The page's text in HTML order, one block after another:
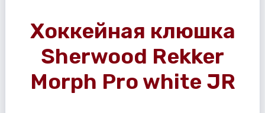
Хоккейная клюшка
Sherwood Rekker
Morph Pro white JR